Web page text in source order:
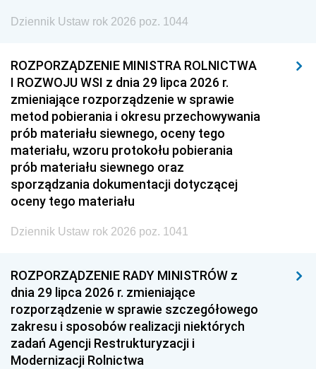
Dziennik Ustaw rok 2026 poz. 1044
ROZPORZĄDZENIE MINISTRA ROLNICTWA
I ROZWOJU WSI z dnia 29 lipca 2026 r.
zmieniające rozporządzenie w sprawie
metod pobierania i okresu przechowywania
prób materiału siewnego, oceny tego
materiału, wzoru protokołu pobierania
prób materiału siewnego oraz
sporządzania dokumentacji dotyczącej
oceny tego materiału
Dziennik Ustaw rok 2026 poz. 1041
ROZPORZĄDZENIE RADY MINISTRÓW z
dnia 29 lipca 2026 r. zmieniające
rozporządzenie w sprawie szczegółowego
zakresu i sposobów realizacji niektórych
zadań Agencji Restrukturyzacji i
Modernizacji Rolnictwa